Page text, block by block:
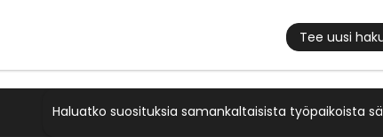
Tee uusi
Haluatko suosituksia samankaltaisista työpaikoista